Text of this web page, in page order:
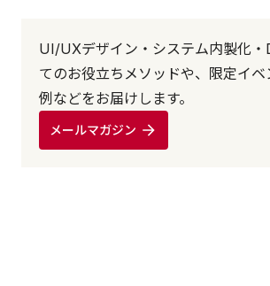
UI/UXデザイン・システム内製化・
てのお役立ちメソッドや、限定イ
例などをお届けします。
メールマガジン